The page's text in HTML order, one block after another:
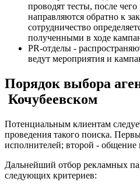
проводят тесты, после
направляются обратно к
сотрудничество
полученными в ходе
PR-отделы -
ведут мероприятия и
Порядок выбора
Кочубеевском
Потенциальным клиентам
проведения такого поиска.
исполнителей; второй -
Дальнейший отбор рекламных
следующих критериев: